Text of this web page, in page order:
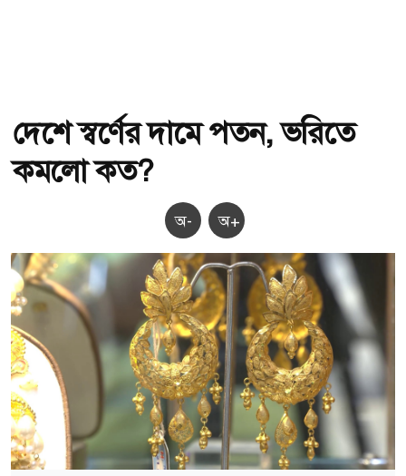
দেশে স্বর্ণের দামে পতন, ভরিতে
কমলো কত?
অ- অ+